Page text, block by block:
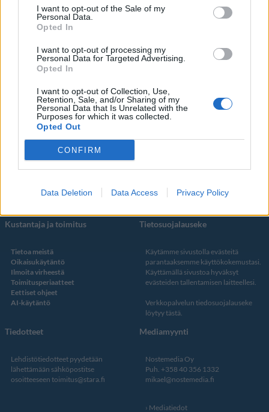
I want to opt-out of the Sale of my
Personal Data.
Opted In
I want to opt-out of processing my
Personal Data for Targeted Advertising.
Opted In
I want to opt-out of Collection, Use,
Retention, Sale, and/or Sharing of my
Personal Data that Is Unrelated with the
Purposes for which it was collected.
Opted Out
CONFIRM
Data Deletion Data Access Privacy Policy
Lifestyle
Koti & Asuminen
Viihde
StaraTV
Autot
Elokuvat
Some
YouTube
Instagram
Twitter
Kustantaja ja toimitus
Tietoa meistä
Oikaisukäytäntö
Ilmoita virheestä
Toimitusperiaatteet
Eettiset ohjeet
AI-käytäntö
Tietosuojalauseke
Käytämme sivustolla evästeitä
parantaaksemme käyttökokemustasi.
Käyttämällä sivustoa hyväksyt
evästeiden tallentamisen laitteellesi.
Verkkopalvelun tiedosuojalauseke
löytyy tästä
Tiedotteet
Lehdistötiedotteet pyydetään
lähettämään sähköpostitse
osoitteeseen toimitus@stara.fi
Mediamyynti
Nostemedia Oy
Puh. +358 40 356 1332
mikael@nostemedia.fi
Mediatiedot